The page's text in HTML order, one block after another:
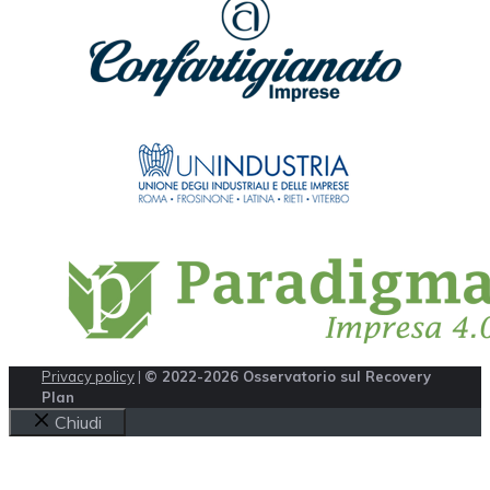
Privacy policy | © 2022-2026 Osservatorio sul Recovery
Plan
Chiudi